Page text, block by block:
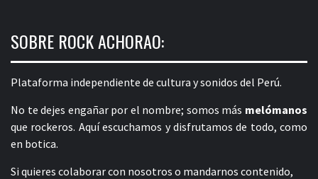
SOBRE ROCK ACHORAO:
Plataforma independiente de cultura y sonidos del Perú.
No te dejes engañar por el nombre; somos más melómanos
que rockeros. Aquí escuchamos y disfrutamos de todo, como
en botica.
Si quieres colaborar con nosotros o mandarnos contenido,